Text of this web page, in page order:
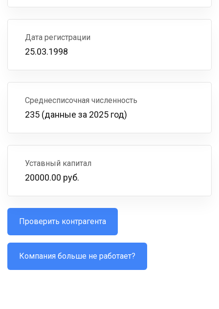
Дата регистрации
25.03.1998
Среднесписочная численность
235 (данные за 2025 год)
Уставный капитал
20000.00 руб.
Проверить контрагента
Компания больше не работает?